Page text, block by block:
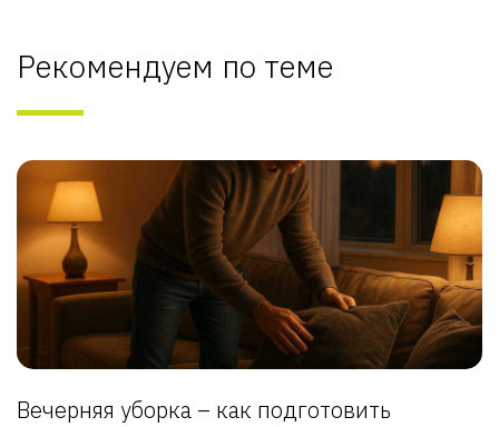
Рекомендуем по теме
Вечерняя уборка – как подготовить